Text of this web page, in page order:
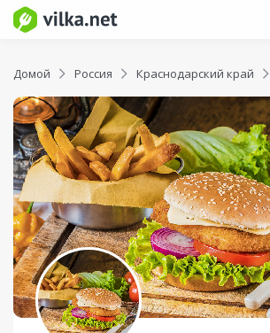
Домой Россия Краснодарский край